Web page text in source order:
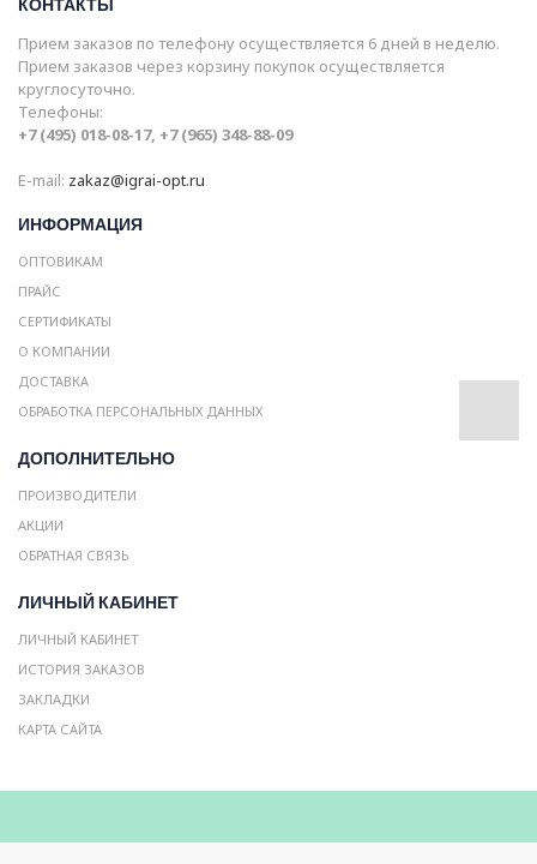
КОНТАКТЫ
Прием заказов по телефону осуществляется 6 дней в неделю.
Прием заказов через корзину покупок осуществляется
круглосуточно.
Телефоны:
+7 (495) 018-08-17, +7 (965) 348-88-09
E-mail: zakaz@igrai-opt.ru
ИНФОРМАЦИЯ
ОПТОВИКАМ
ПРАЙС
СЕРТИФИКАТЫ
О КОМПАНИИ
ДОСТАВКА
ОБРАБОТКА ПЕРСОНАЛЬНЫХ ДАННЫХ
ДОПОЛНИТЕЛЬНО
ПРОИЗВОДИТЕЛИ
АКЦИИ
ОБРАТНАЯ СВЯЗЬ
ЛИЧНЫЙ КАБИНЕТ
ЛИЧНЫЙ КАБИНЕТ
ИСТОРИЯ ЗАКАЗОВ
ЗАКЛАДКИ
КАРТА САЙТА